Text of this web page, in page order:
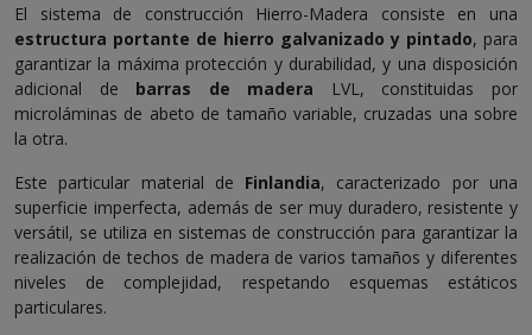
El sistema de construcción Hierro-Madera consiste en una
estructura portante de hierro galvanizado y pintado, para
garantizar la máxima protección y durabilidad, y una disposición
adicional de barras de madera LVL, constituidas por
microláminas de abeto de tamaño variable, cruzadas una sobre
la otra.
Este particular material de Finlandia, caracterizado por una
superficie imperfecta, además de ser muy duradero, resistente y
versátil, se utiliza en sistemas de construcción para garantizar la
realización de techos de madera de varios tamaños y diferentes
niveles de complejidad, respetando esquemas estáticos
particulares.